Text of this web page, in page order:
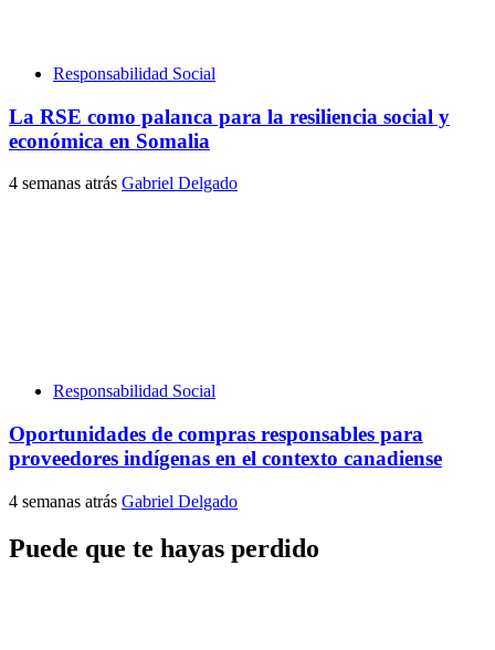
Responsabilidad Social
La RSE como palanca para la resiliencia social y
económica en Somalia
4 semanas atrás Gabriel Delgado
Responsabilidad Social
Oportunidades de compras responsables para
proveedores indígenas en el contexto canadiense
4 semanas atrás Gabriel Delgado
Puede que te hayas perdido